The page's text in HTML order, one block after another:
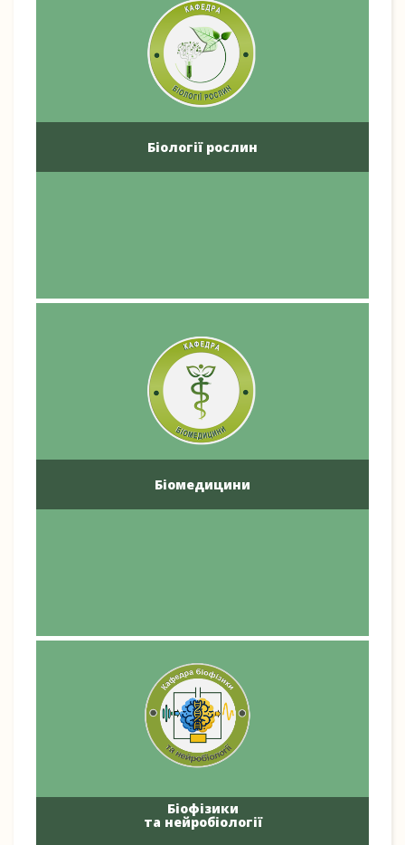
Біології рослин
Біомедицини
Біофізики
та нейробіології